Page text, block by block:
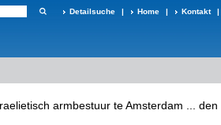
Detailsuche | Home | Kontakt |
armbestuur te Amsterdam ...